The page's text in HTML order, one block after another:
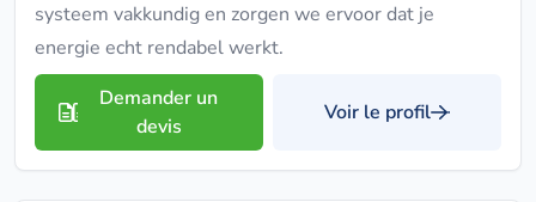
systeem vakkundig en zorgen we ervoor dat je
energie echt rendabel werkt.
Demander un
devis
Voir le profil